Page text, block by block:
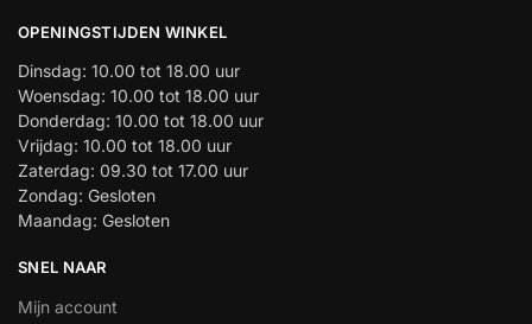
OPENINGSTIJDEN WINKEL
Dinsdag: 10.00 tot 18.00 uur
Woensdag: 10.00 tot 18.00 uur
Donderdag: 10.00 tot 18.00 uur
Vrijdag: 10.00 tot 18.00 uur
Zaterdag: 09.30 tot 17.00 uur
Zondag: Gesloten
Maandag: Gesloten
SNEL NAAR
Mijn account